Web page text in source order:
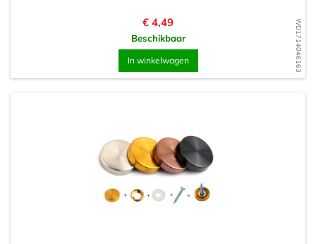
WD1714046163
Prijs
€ 4,49
Beschikbaar
In winkelwagen